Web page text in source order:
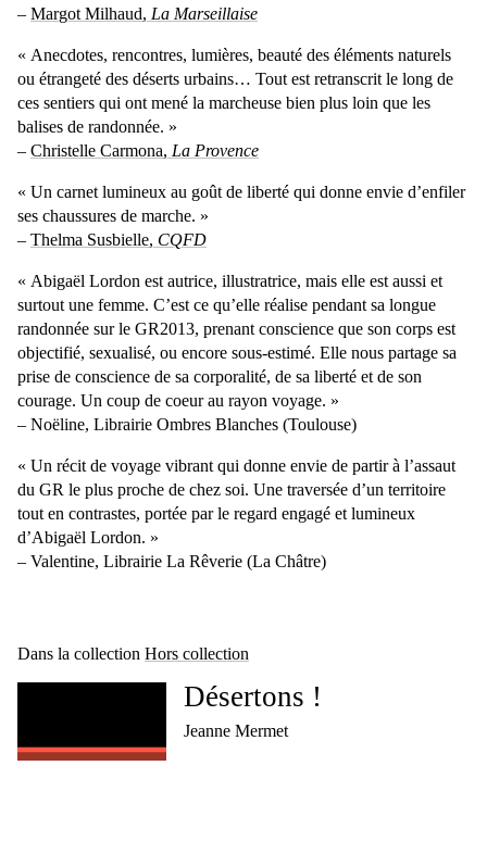
– Margot Milhaud, La Marseillaise
« Anecdotes, rencontres, lumières, beauté des éléments naturels
ou étrangeté des déserts urbains… Tout est retranscrit le long de
ces sentiers qui ont mené la marcheuse bien plus loin que les
balises de randonnée. »
– Christelle Carmona, La Provence
« Un carnet lumineux au goût de liberté qui donne envie d’enfiler
ses chaussures de marche. »
– Thelma Susbielle, CQFD
« Abigaël Lordon est autrice, illustratrice, mais elle est aussi et
surtout une femme. C’est ce qu’elle réalise pendant sa longue
randonnée sur le GR2013, prenant conscience que son corps est
objectifié, sexualisé, ou encore sous-estimé. Elle nous partage sa
prise de conscience de sa corporalité, de sa liberté et de son
courage. Un coup de coeur au rayon voyage. »
– Noëline, Librairie Ombres Blanches (Toulouse)
« Un récit de voyage vibrant qui donne envie de partir à l’assaut
du GR le plus proche de chez soi. Une traversée d’un territoire
tout en contrastes, portée par le regard engagé et lumineux
d’Abigaël Lordon. »
– Valentine, Librairie La Rêverie (La Châtre)
Dans la collection Hors collection
Désertons !
Jeanne Mermet